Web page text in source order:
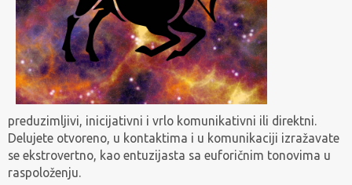
preduzimljivi, inicijativni i vrlo komunikativni ili direktni.
Delujete otvoreno, u kontaktima i u komunikaciji izražavate
se ekstrovertno, kao entuzijasta sa euforičnim tonovima u
raspoloženju.